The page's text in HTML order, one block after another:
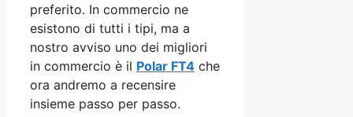
preferito. In commercio ne
esistono di tutti i tipi, ma a
nostro avviso uno dei migliori
in commercio è il Polar FT4 che
ora andremo a recensire
insieme passo per passo.